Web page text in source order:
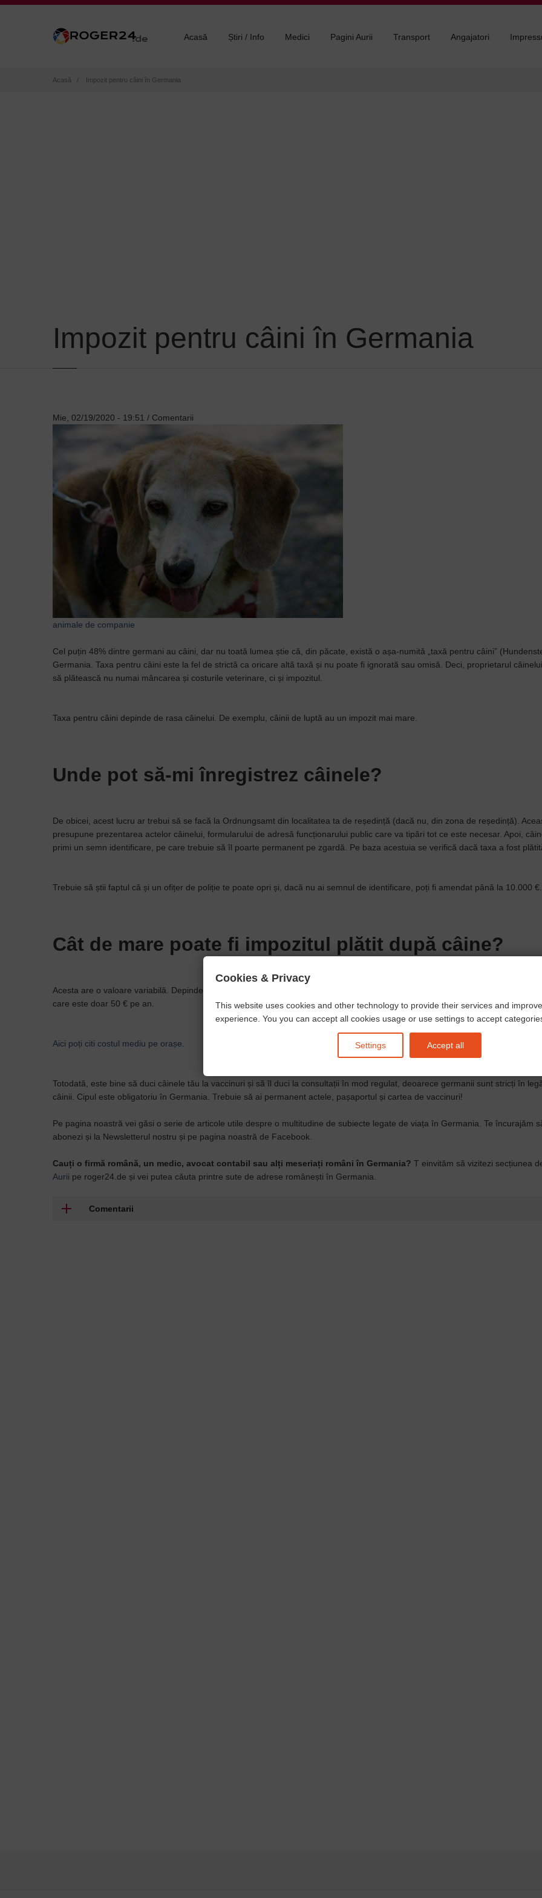
Acasă Știri / Info Medici Pagini Aurii Transport Angajatori
Breadcrumb
Acasă Impozit pentru câini în Germania
Impozit pentru câini în Germania
Mie, 02/19/2020 - 19:51 / Comentarii
animale de companie
Cel puțin 48% dintre germani au câini, dar nu toată lumea știe că, din păcate, există o așa-numită „taxă pentru câini”
Germania. Taxa pentru câini este la fel de strictă ca oricare altă taxă și nu poate fi ignorată sau omisă. Deci, proprietarul
să plătească nu numai mâncarea și costurile veterinare, ci și impozitul.
Taxa pentru câini depinde de rasa câinelui. De exemplu, câinii de luptă au un impozit mai mare.
Unde pot să-mi înregistrez câinele?
De obicei, acest lucru ar trebui să se facă la Ordnungsamt din localitatea ta de reședință (dacă nu, din zona de reședință).
presupune prezentarea actelor câinelui, formularului de adresă funcționarului public care va tipări tot ce este necesar. Apoi,
primi un semn identificare, pe care trebuie să îl poarte permanent pe zgardă. Pe baza acestuia se verifică dacă taxa a fost
Trebuie să știi faptul că și un ofițer de poliție te poate opri și, dacă nu ai semnul de identificare, poți fi amendat până la 10.000 €.
Cât de mare poate fi impozitul plătit după câine?
Acesta are o valoare variabilă. Depinde de câine și de landul în care locuiești. Există regiuni în care este 186 € pe an, există
care este doar 50 € pe an.
Aici poți citi costul mediu pe orașe.
Totodată, este bine să duci câinele tău la vaccinuri și să îl duci la consultații în mod regulat, deoarece germanii sunt stricți în
câinii. Cipul este obligatoriu în Germania. Trebuie să ai permanent actele, pașaportul și cartea de vaccinuri!
Pe pagina noastră vei găsi o serie de articole utile despre o multitudine de subiecte legate de viața în Germania. Te încurajăm
abonezi și la Newsletterul nostru și pe pagina noastră de Facebook.
Cauți o firmă română, un medic, avocat contabil sau alți meseriați români în Germania? T einvităm să vizitezi secțiunea
Aurii pe roger24.de și vei putea căuta printre sute de adrese românești în Germania.
Comentarii
Cookies & Privacy
This website uses cookies and other technology to provide their services and
experience. You you can accept all cookies usage or use settings to accept
Settings Accept all